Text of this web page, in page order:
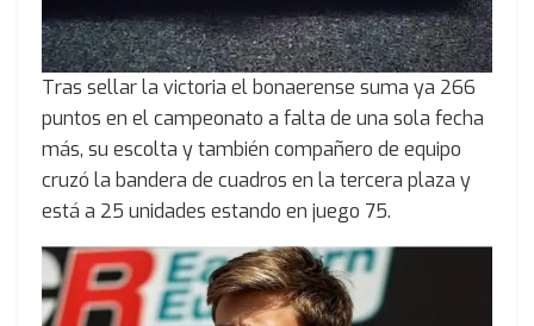
Tras sellar la victoria el bonaerense suma ya 266
puntos en el campeonato a falta de una sola fecha
más, su escolta y también compañero de equipo
cruzó la bandera de cuadros en la tercera plaza y
está a 25 unidades estando en juego 75.